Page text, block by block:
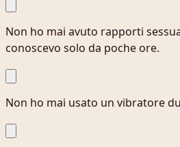
Non ho mai avuto rapporti
conoscevo solo da poche ore.
Non ho mai usato un vibratore